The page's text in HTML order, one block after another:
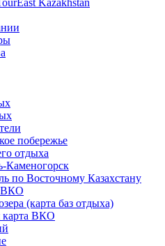
Kazakhstan
побережье
отдыха
Каменогорск
по Восточному Казахстану
ВКО
(карта баз отдыха)
карта ВКО